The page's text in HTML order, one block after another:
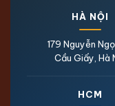
HÀ NỘI
179 Nguyễn
Cầu Giấy, Hà
HCM